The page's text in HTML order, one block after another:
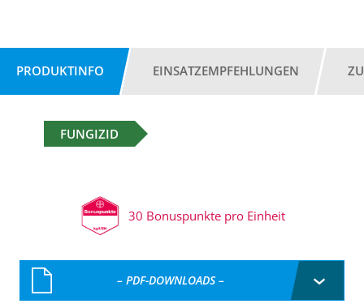
PRODUKTINFO EINSATZEMPFEHLUNGEN
FUNGIZID
30 Bonuspunkte pro Einheit
– PDF-DOWNLOADS –